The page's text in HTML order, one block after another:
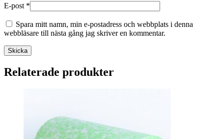
E-post *
Spara mitt namn, min e-postadress och webbplats i denna
webbläsare till nästa gång jag skriver en kommentar.
Skicka
Relaterade produkter